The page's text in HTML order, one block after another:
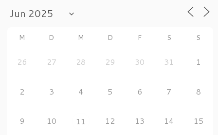
M D M D F S S
26 27 28 29 30 31 1
2 3 4 5 6 7 8
9 10 11 12 13 14 15